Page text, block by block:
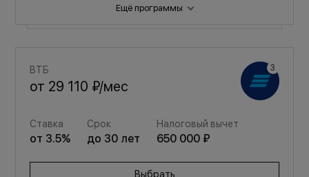
Ещё программы
от34 001 ₽/мес
от3.5% до30 650 000 ₽
Выбрать
ВТБ
от 29 110 ₽/мес
Ставка
от 3.5%
Срок
до 30 лет
Налоговый вычет
650 000 ₽
Выбрать